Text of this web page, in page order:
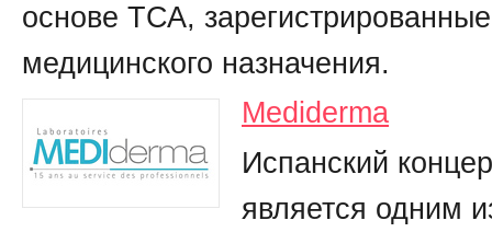
основе ТСА,
медицинского назначения.
Mediderma
Испанский
является одним